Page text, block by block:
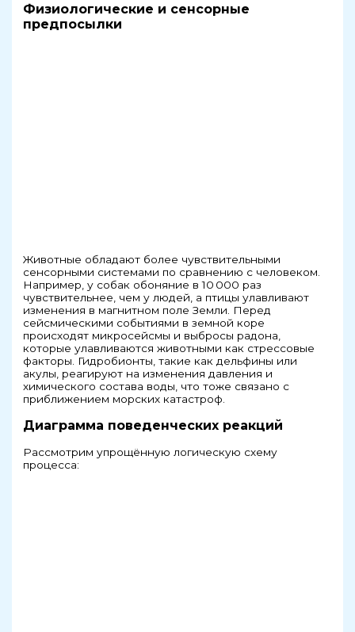
Физиологические и сенсорные
предпосылки
Животные обладают более чувствительными
сенсорными системами по сравнению с человеком.
Например, у собак обоняние в 10 000 раз
чувствительнее, чем у людей, а птицы улавливают
изменения в магнитном поле Земли. Перед
сейсмическими событиями в земной коре
происходят микросейсмы и выбросы радона,
которые улавливаются животными как стрессовые
факторы. Гидробионты, такие как дельфины или
акулы, реагируют на изменения давления и
химического состава воды, что тоже связано с
приближением морских катастроф.
Диаграмма поведенческих реакций
Рассмотрим упрощённую логическую схему
процесса: